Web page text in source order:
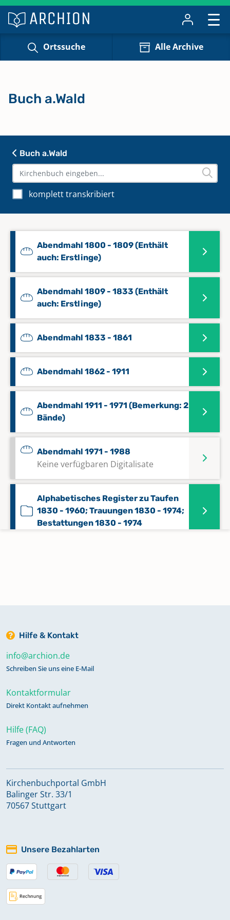
Ortssuche Alle Archive
Buch a.Wald
komplett transkribiert
Abendmahl 1800 - 1809 (Enthält
auch: Erstlinge)
Abendmahl 1809 - 1833 (Enthält
auch: Erstlinge)
Abendmahl 1833 - 1861
Abendmahl 1862 - 1911
Abendmahl 1911 - 1971 (Bemerkung: 2
Bände)
Abendmahl 1971 - 1988
Keine verfügbaren Digitalisate
Alphabetisches Register zu Taufen
1830 - 1960; Trauungen 1830 - 1974;
Bestattungen 1830 - 1974
auch: Alphabetisches Register zu
Bestattungen)
Keine verfügbaren Digitalisate
Keine verfügbaren Digitalisate
Konfirmationen 1831 - 1974
Buch a.Wald
Hilfe & Kontakt
info@archion.de
Schreiben Sie uns eine E-Mail
Kontaktformular
Direkt Kontakt aufnehmen
Hilfe (FAQ)
Fragen und Antworten
Kirchenbuchportal GmbH
Balinger Str. 33/1
70567 Stuttgart
Unsere Bezahlarten